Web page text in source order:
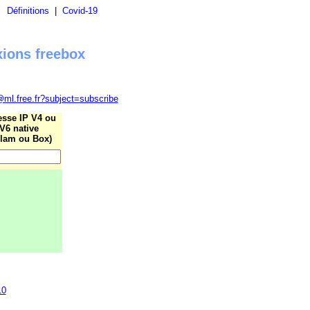
Définitions Covid-19
freebox
IP V4 ou
V6 native
ou Box)